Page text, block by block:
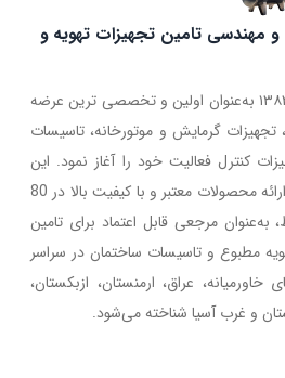
مهندسی تامین تجهیزات تهویه و
مجموعه دمـاتجهیـز از سال ۱۳۸۳ به‌عنوان اولین و تخصصی ترین عرضه
تجهیزات گرمایش و موتورخانه، تاسیسات
کنترل فعالیت خود را آغاز نمود. این
مجموعه کامل و تخصصی با ارائه محصولات معتبر و با کیفیت بالا در 80
مرجعی قابل اعتماد برای تامین
مطبوع و تاسیسات ساختمان در سراسر
عراق، ارمنستان، ازبکستان،
و غرب آسیا شناخته می‌شود.